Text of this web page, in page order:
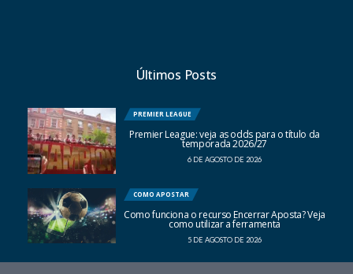
Últimos Posts
PREMIER LEAGUE
Premier League: veja as odds para o título da
temporada 2026/27
6 DE AGOSTO DE 2026
COMO APOSTAR
Como funciona o recurso Encerrar Aposta? Veja
como utilizar a ferramenta
5 DE AGOSTO DE 2026